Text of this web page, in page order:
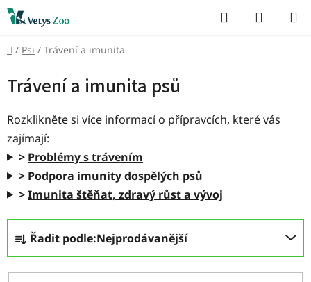
Přejít
na
obsah
Hledat
KOŠÍK
Domů
/ Psi / Trávení a imunita
Trávení a imunita psů
Rozklikněte si více informací o přípravcích, které vás
zajímají:
> Problémy s trávením
> Podpora imunity dospělých psů
>Imunita štěňat, zdravý růst a vývoj
Ř
z
Řadit podle:Nejprodávanější